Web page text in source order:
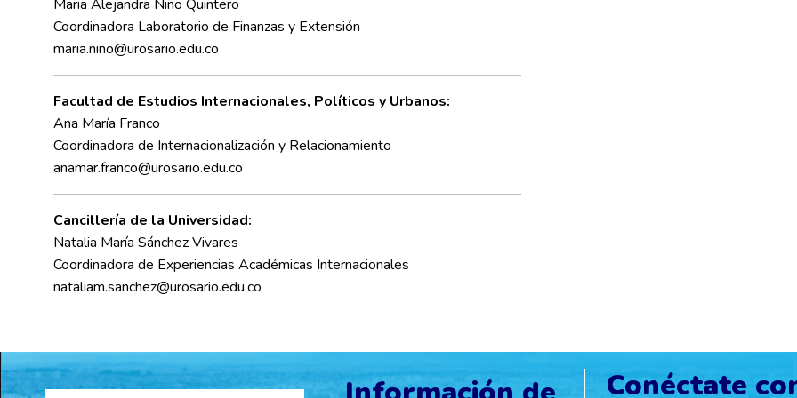
Maria Alejandra Niño Quintero
Coordinadora Laboratorio de Finanzas y Extensión
maria.nino@urosario.edu.co
Facultad de Estudios Internacionales, Políticos y Urbanos:
Ana María Franco
Coordinadora de Internacionalización y Relacionamiento
anamar.franco@urosario.edu.co
Cancillería de la Universidad:
Natalia María Sánchez Vivares
Coordinadora de Experiencias Académicas Internacionales
nataliam.sanchez@urosario.edu.co
Conéctate